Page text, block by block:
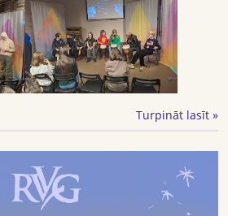
Turpināt lasīt »